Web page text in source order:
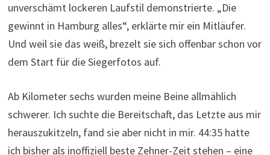
unverschämt lockeren Laufstil demonstrierte. „Die
gewinnt in Hamburg alles“, erklärte mir ein Mitläufer.
Und weil sie das weiß, brezelt sie sich offenbar schon vor
dem Start für die Siegerfotos auf.
Ab Kilometer sechs wurden meine Beine allmählich
schwerer. Ich suchte die Bereitschaft, das Letzte aus mir
herauszukitzeln, fand sie aber nicht in mir. 44:35 hatte
ich bisher als inoffiziell beste Zehner-Zeit stehen – eine